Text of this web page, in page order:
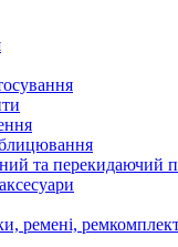
та перекидаючий
ремені,